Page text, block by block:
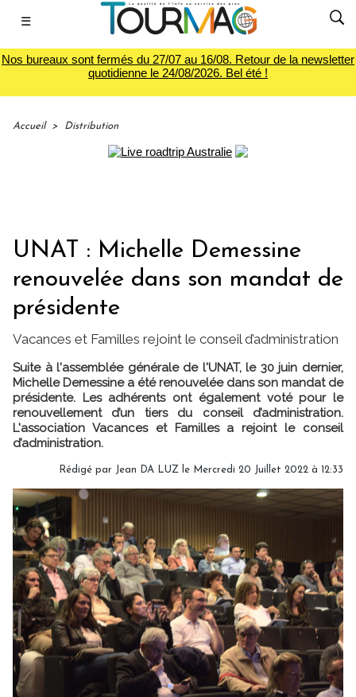
☰
Nos bureaux sont fermés du 27/07 au 16/08. Retour de la newsletter
quotidienne le 24/08/2026. Bel été !
Accueil > Distribution
UNAT : Michelle Demessine
renouvelée dans son mandat de
présidente
Vacances et Familles rejoint le conseil d’administration
Suite à l'assemblée générale de l'UNAT, le 30 juin dernier,
Michelle Demessine a été renouvelée dans son mandat de
présidente. Les adhérents ont également voté pour le
renouvellement d’un tiers du conseil d’administration.
L'association Vacances et Familles a rejoint le conseil
d’administration.
Rédigé par Jean DA LUZ le Mercredi 20 Juillet 2022 à 12:33